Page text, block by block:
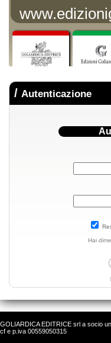
/ Autenticazione
Hai
GOLIARDICA EDITRICE srl a socio
cf e p.iva 00559050315